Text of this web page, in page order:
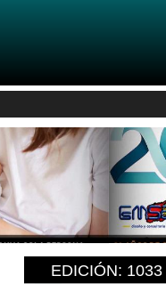
EDICIÓN: 1033